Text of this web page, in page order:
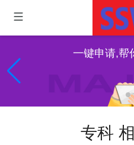
一键申请,帮
专科